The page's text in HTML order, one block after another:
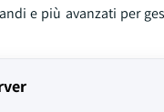
e più avanzati per